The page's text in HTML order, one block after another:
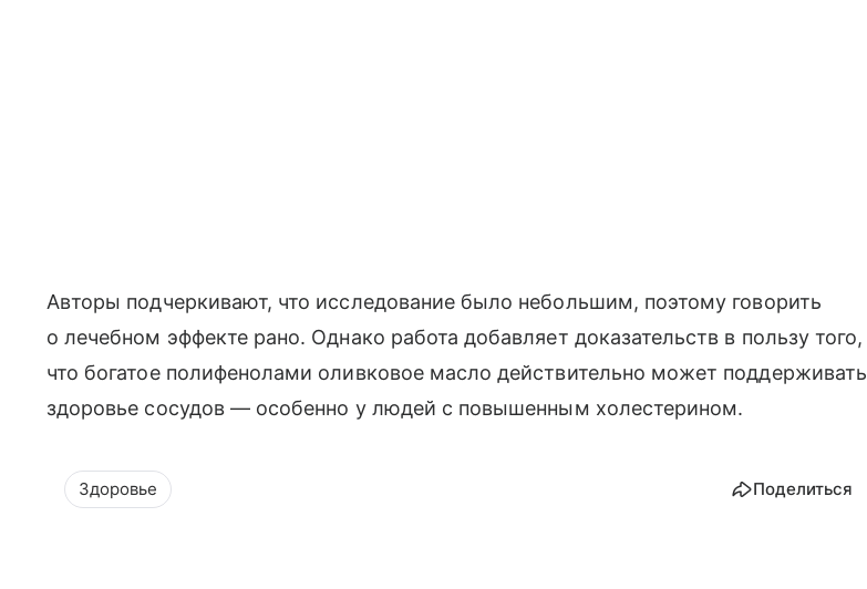
Авторы подчеркивают, что исследование было небольшим, поэтому говорить
о лечебном эффекте рано. Однако работа добавляет доказательств в пользу того,
что богатое полифенолами оливковое масло действительно может поддерживать
здоровье сосудов — особенно у людей с повышенным холестерином.
Здоровье Поделиться